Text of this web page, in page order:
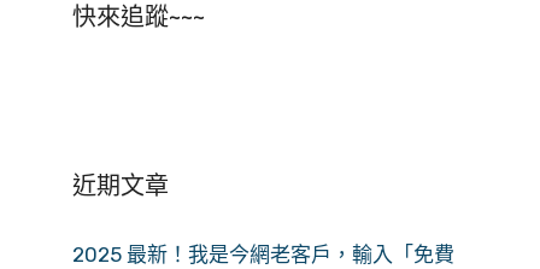
快來追蹤~~~
近期文章
2025 最新！我是今網老客戶，輸入「免費